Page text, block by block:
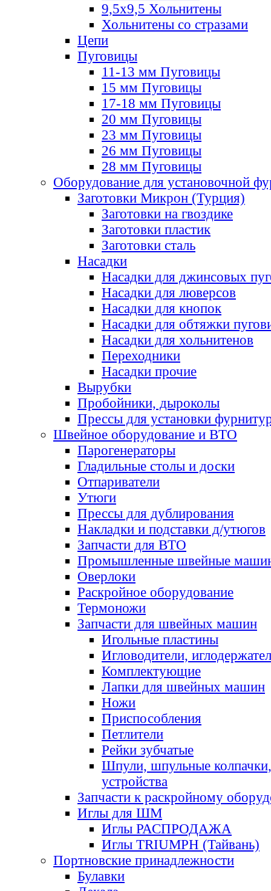
9,5х9,5 Хольнитены
Хольнитены со стразами
Цепи
Пуговицы
11-13 мм Пуговицы
15 мм Пуговицы
17-18 мм Пуговицы
20 мм Пуговицы
23 мм Пуговицы
26 мм Пуговицы
28 мм Пуговицы
Оборудование для установочной
Заготовки Микрон (Турция)
Заготовки на гвоздике
Заготовки пластик
Заготовки сталь
Насадки
Насадки для джинсовых
Насадки для люверсов
Насадки для кнопок
Насадки для обтяжки
Насадки для хольнитенов
Переходники
Насадки прочие
Вырубки
Пробойники, дыроколы
Прессы для установки
Швейное оборудование и ВТО
Парогенераторы
Гладильные столы и доски
Отпариватели
Утюги
Прессы для дублирования
Накладки и подставки д/утюгов
Запчасти для ВТО
Промышленные швейные
Оверлоки
Раскройное оборудование
Термоножи
Запчасти для швейных машин
Игольные пластины
Игловодители,
Комплектующие
Лапки для швейных машин
Ножи
Приспособления
Петлители
Рейки зубчатые
Шпули, шпульные
устройства
Запчасти к раскройному
Иглы для ШМ
Иглы РАСПРОДАЖА
Иглы TRIUMPH (Тайвань)
Портновские принадлежности
Булавки